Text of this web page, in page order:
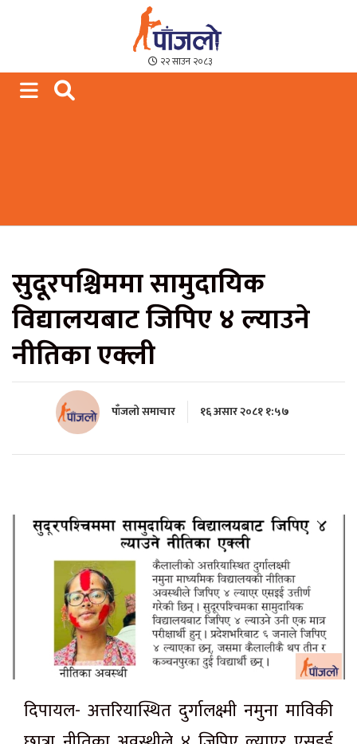
Paajalo News
We are from Far West Nepal
२२ साउन २०८३
सुदूरपश्चिममा सामुदायिक
विद्यालयबाट जिपिए ४ ल्याउने
नीतिका एक्ली
पाँजलो समाचार १६ असार २०८१ १:५७
दिपायल- अत्तरियास्थित दुर्गालक्ष्मी नमुना माविकी